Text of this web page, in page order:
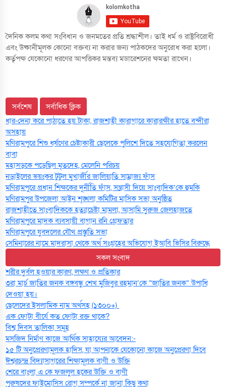
দৈনিক কলম কথা সংবিধান ও জনমতের প্রতি শ্রদ্ধাশীল। তাই ধর্ম ও রাষ্ট্রবিরোধী
এবং উষ্কানীমূলক কোনো বক্তব্য না করার জন্য পাঠকদের অনুরোধ করা হলো।
কর্তৃপক্ষ যেকোনো ধরণের আপত্তিকর মন্তব্য মডারেশনের ক্ষমতা রাখেন।
সর্বশেষ
সর্বাধিক ক্লিক
ধার-দেনা করে পাঠাতে হয় টাকা, রাজশাহী কারাগারে কারারক্ষীর হাতে বন্দীরা
অসহায়
মণিরামপুরে শিশু ধর্ষণের চেষ্টাকারী ছেলেকে পুলিশে দিতে সহযোগিতা করলেন
বাবা
মহাসড়কে পড়েছিল মৃতদেহ, মেলেনি পরিচয়
নড়াইলের ভয়ংকর টুটুল মুখার্জীর জালিয়াতি সাম্রাজ্য ফাঁস
মণিরামপুরে প্রধান শিক্ষকের দূর্নীতি ফাঁস, সন্ত্রাসী দিয়ে সাংবাদিক’কে হুমকি
মণিরামপুর উপজেলা আইন শৃঙ্খলা কমিটির মাসিক সভা অনুষ্ঠিত‎‎
রাজশাহীতে সাংবাদিককে হত্যাচেষ্টা মামলা, আসামি সুরুজ জেলহাজতে
মণিরামপুরে মাদক ব্যবসায়ী বাগান রনি গ্রেফতার
মণিরামপুরে যুবদলের যৌথ প্রস্তুতি সভা
সেমিনারের নামে মাদরাসা থেকে অর্থ সংগ্রহের অভিযোগ ইআবি ভিসির বিরুদ্ধে
সকল সংবাদ
শরীর দুর্বল হওয়ার কারণ, লক্ষণ ও প্রতিকার
৩রা মার্চ জাতির জনক বঙ্গবন্ধু শেখ মুজিবুর রহমান’কে “জাতির জনক” উপাধি
দেওয়া হয়।
ছেলেদের ইসলামিক নাম অর্থসহ (১৩০০+)
এক ফোটা বীর্যে কত ফোটা রক্ত থাকে?
বিশ্ব দিবস তালিকা সমূহ
মসজিদ নির্মাণ কাজে আর্থিক সাহায্যের আবেদন:-
১৫ টি অনুপ্রেরণামূলক হাদিস, যা আপনাকে যেকোনো কাজে অনুপ্রেরণা দিবে
ঈশ্বরচন্দ্র বিদ্যাসাগরের শিক্ষামূলক বাণী ও উক্তি
শেরে বাংলা এ কে ফজলুল হকের উক্তি ও বাণী
পুরুষদের ফাইমোসিস রোগ সম্পর্কে না জানা কিছু কথা